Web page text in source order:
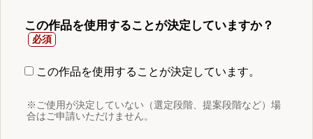
この作品を使用することが決定していますか？
この作品を使用することが決定しています。
※ご使用が決定していない（選定段階、提案段階など）場
合はご申請いただけません。